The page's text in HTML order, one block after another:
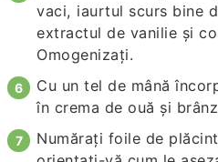
vaci, iaurtul scurs bine
extractul de vanilie și
Omogenizați.
Cu un tel de mână
în crema de ouă și
Numărați foile de